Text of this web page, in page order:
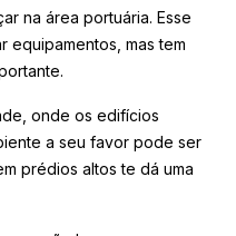
na área portuária. Esse
equipamentos, mas tem
onde os edifícios
a seu favor pode ser
prédios altos te dá uma